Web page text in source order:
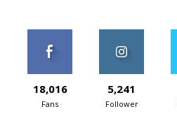
18,016
Fans
5,241
Follower